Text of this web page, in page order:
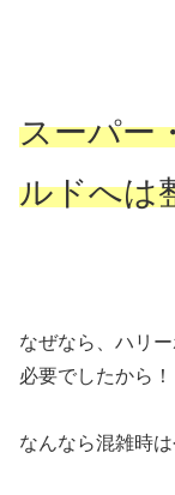
スーパー
ルドへは
なぜなら、ハリ
必要でしたから！
なんなら混雑時